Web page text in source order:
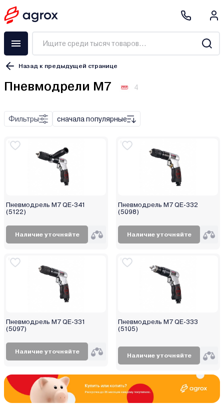
Назад к предыдущей странице
Пневмодрели M7 4
Фильтры сначала популярные
Пневмодрель M7 QE-341
(5122)
Наличие уточняйте
Пневмодрель M7 QE-332
(5098)
Наличие уточняйте
Пневмодрель M7 QE-331
(5097)
Наличие уточняйте
Пневмодрель M7 QE-333
(5105)
Наличие уточняйте